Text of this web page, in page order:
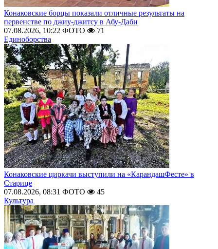
Конаковские борцы показали отличные результаты на
первенстве по джиу-джитсу в Абу-Даби
07.08.2026, 10:22 ФОТО
71
Единоборства
Конаковские циркачи выступили на «КарандашФесте» в
Старице
07.08.2026, 08:31 ФОТО
45
Культура